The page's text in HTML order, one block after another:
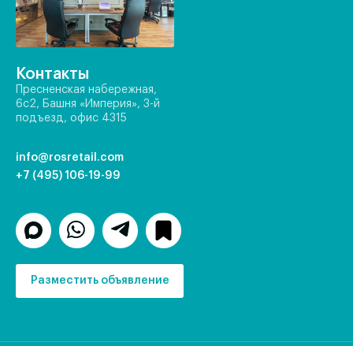
Контакты
Пресненская набережная,
6с2, Башня «Империя», 3-й
подъезд, офис 4315
info@rosretail.com
+7 (495) 106-19-99
Разместить объявление